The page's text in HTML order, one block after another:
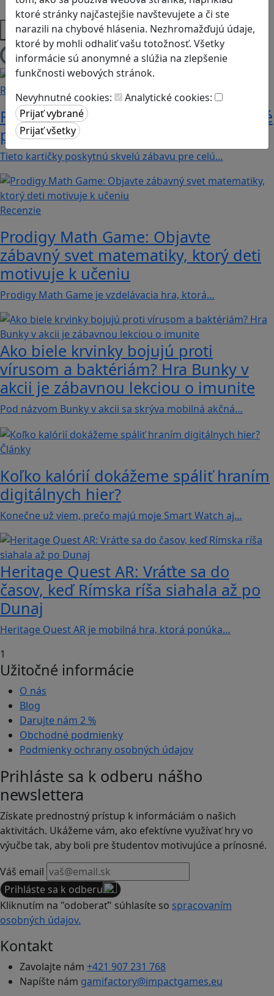
ktoré stránky najčastejšie navštevujete a či ste
narazili na chybové hlásenia. Nezhromažďujú údaje,
ktoré by mohli odhaliť vašu totožnosť. Všetky
informácie sú anonymné a slúžia na zlepšenie
funkčnosti webových stránok.
Nevyhnutné cookies:
Analytické cookies:
Platformy
Načítam blogy
Recenzie
Rébusy sú hlavolamy do vrecka, ktoré
potrápia aj logiku
Tieto kartičky poskytnú skvelú zábavu pre celú…
Recenzie
Prodigy Math Game: Objavte
zábavný svet matematiky, ktorý deti
motivuje k učeniu
Prodigy Math Game je vzdelávacia hra, ktorá…
Ako biele krvinky bojujú proti
vírusom a baktériám? Hra Bunky v
akcii je zábavnou lekciou o imunite
Pod názvom Bunky v akcii sa skrýva mobilná akčná…
Články
Koľko kalórií dokážeme spáliť hraním
digitálnych hier?
Konečne už viem, prečo majú moje Smart Watch aj…
Heritage Quest AR: Vráťte sa do
časov, keď Rímska ríša siahala až po
Dunaj
Heritage Quest AR je mobilná hra, ktorá ponúka…
1
Užitočné informácie
O nás
Blog
Darujte nám 2 %
Obchodné podmienky
Podmienky ochrany osobných údajov
Prihláste sa k odberu nášho
newslettera
Získate prednostný prístup k informáciám o našich
aktivitách. Ukážeme vám, ako efektívne využívať hry vo
výučbe tak, aby boli pre študentov motivujúce a prínosné.
Váš email
Prihláste sa k odberu
Kliknutím na "odoberať" súhlasíte so spracovaním
osobných údajov.
Kontakt
Zavolajte nám +421 907 231 768
Napíšte nám gamifactory@impactgames.eu